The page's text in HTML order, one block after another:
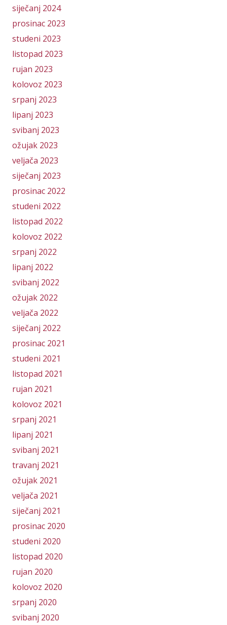
siječanj 2024
prosinac 2023
studeni 2023
listopad 2023
rujan 2023
kolovoz 2023
srpanj 2023
lipanj 2023
svibanj 2023
ožujak 2023
veljača 2023
siječanj 2023
prosinac 2022
studeni 2022
listopad 2022
kolovoz 2022
srpanj 2022
lipanj 2022
svibanj 2022
ožujak 2022
veljača 2022
siječanj 2022
prosinac 2021
studeni 2021
listopad 2021
rujan 2021
kolovoz 2021
srpanj 2021
lipanj 2021
svibanj 2021
travanj 2021
ožujak 2021
veljača 2021
siječanj 2021
prosinac 2020
studeni 2020
listopad 2020
rujan 2020
kolovoz 2020
srpanj 2020
svibanj 2020